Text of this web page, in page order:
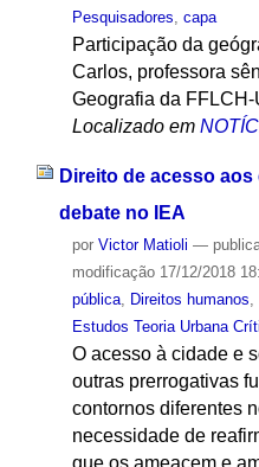
Pesquisadores capa
Participação da
Carlos, professora
Geografia da
Localizado em
Direito de acesso
debate no IEA
por Victor Matioli —
modificação17/12/2018
pública, Direitos humanos,
Estudos Teoria Urbana
O acesso à cidade e
outras prerrogativas
contornos diferentes
necessidade de